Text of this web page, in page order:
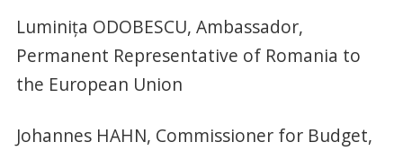
Luminiţa ODOBESCU, Ambassador,
Permanent Representative of Romania to
the European Union
Johannes HAHN, Commissioner for Budget,